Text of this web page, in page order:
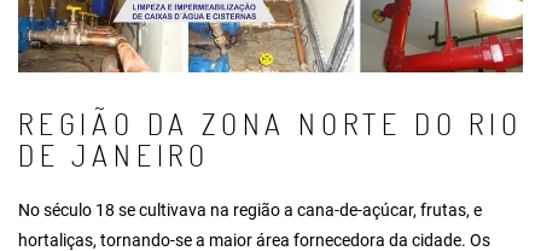
REGIÃO DA ZONA NORTE DO RIO
DE JANEIRO
No século 18 se cultivava na região a cana-de-açúcar, frutas, e
hortaliças, tornando-se a maior área fornecedora da cidade. Os